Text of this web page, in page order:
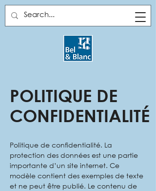
POLITIQUE DE
CONFIDENTIALITÉ
Politique de confidentialité. La
protection des données est une partie
importante d’un site internet. Ce
modèle contient des exemples de texte
et ne peut être publié. Le contenu de